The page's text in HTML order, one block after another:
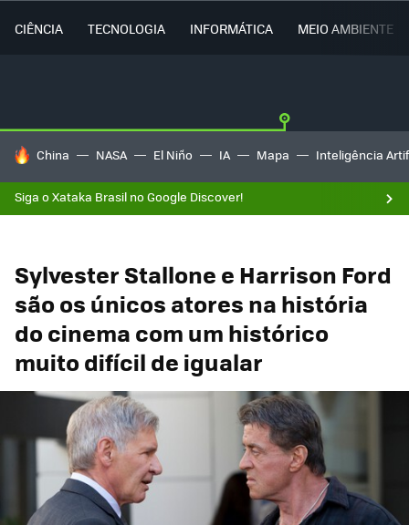
CIÊNCIA TECNOLOGIA INFORMÁTICA MEIO AMBIENTE
TENDÊNCIAS DO DIA
China NASA El Niño IA Mapa Inteligência
Siga o Xataka Brasil no Google Discover!
Sylvester Stallone e Harrison Ford
são os únicos atores na história
do cinema com um histórico
muito difícil de igualar